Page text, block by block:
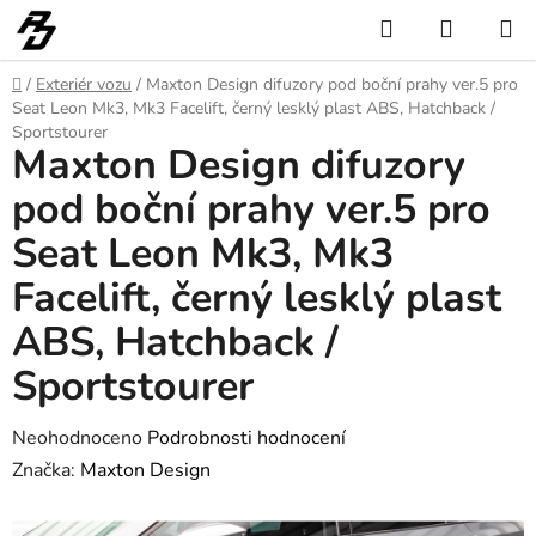
Přejít
na
obsah
Hledat
KOŠÍK
Domů
/ Exteriér vozu / Maxton Design difuzory pod boční prahy ver.5 pro
Seat Leon Mk3, Mk3 Facelift, černý lesklý plast ABS, Hatchback /
Sportstourer
Maxton Design difuzory
pod boční prahy ver.5 pro
Seat Leon Mk3, Mk3
Facelift, černý lesklý plast
ABS, Hatchback /
Sportstourer
Průměrné
hodnocení
Neohodnoceno Podrobnosti hodnocení
Značka: Maxton Design